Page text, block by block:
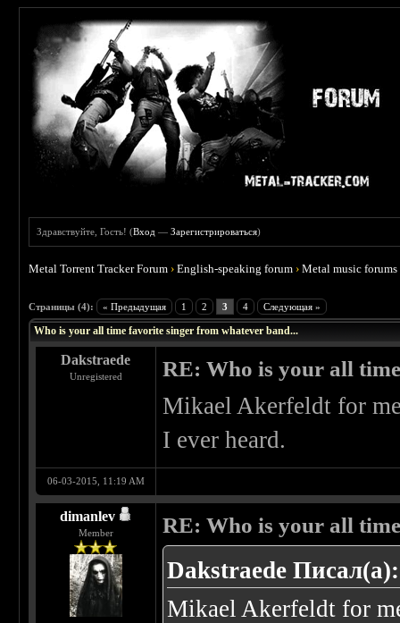
Здравствуйте, Гость! (Вход —Зарегистрироваться)
Metal Torrent Tracker Forum ›English-speaking forum ›Metal music forums
Страницы (4): « Предыдущая 1 2 3 4 Следующая »
Who is your all time favorite singer from whatever band...
Dakstraede
Unregistered RE: Who is your all
Mikael Akerfeldt for
I ever heard.
06-03-2015, 11:19 AM
dimanlev
Member RE: Who is your all
Dakstraede Писал(а):
Mikael Akerfeldt for